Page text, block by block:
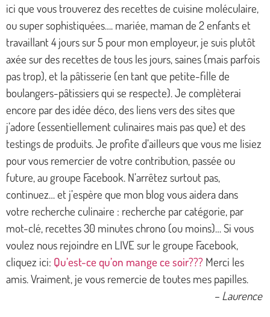
ici que vous trouverez des recettes de cuisine moléculaire,
ou super sophistiquées…. mariée, maman de 2 enfants et
travaillant 4 jours sur 5 pour mon employeur, je suis plutôt
axée sur des recettes de tous les jours, saines (mais parfois
pas trop), et la pâtisserie (en tant que petite-fille de
boulangers-pâtissiers qui se respecte). Je complèterai
encore par des idée déco, des liens vers des sites que
j’adore (essentiellement culinaires mais pas que) et des
testings de produits. Je profite d’ailleurs que vous me lisiez
pour vous remercier de votre contribution, passée ou
future, au groupe Facebook. N’arrêtez surtout pas,
continuez… et j’espère que mon blog vous aidera dans
votre recherche culinaire : recherche par catégorie, par
mot-clé, recettes 30 minutes chrono (ou moins)… Si vous
voulez nous rejoindre en LIVE sur le groupe Facebook,
cliquez ici: Qu’est-ce qu’on mange ce soir??? Merci les
amis. Vraiment, je vous remercie de toutes mes papilles.
– Laurence